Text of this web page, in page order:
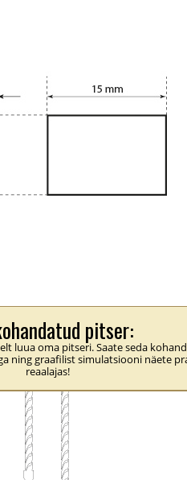
pitser:
luua oma pitseri. Saate seda
ning graafilist simulatsiooni näete
reaalajas!